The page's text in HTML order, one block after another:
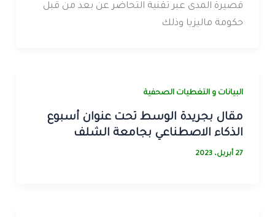
قصيرة المدى عبر تقنية التحاضر عن بعد من قبل
حكومة ماليزيا وذلك
البيانات و التغطيات الصحفية
مقال بجريدة الوسط تحت عنوان أسبوع
الذكاء الاصطناعي بجامعة الشلف
27 أبريل، 2023